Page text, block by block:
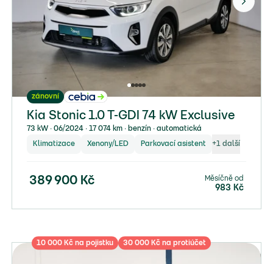
zánovní
Kia Stonic 1.0 T-GDI 74 kW Exclusive
73 kW ∙ 06/2024 ∙ 17 074 km ∙ benzín ∙ automatická
Klimatizace Xenony/LED Parkovací asistent +1 další
389 900 Kč Měsíčně od
983 Kč
10 000 Kč na pojistku 30 000 Kč na protiúčet